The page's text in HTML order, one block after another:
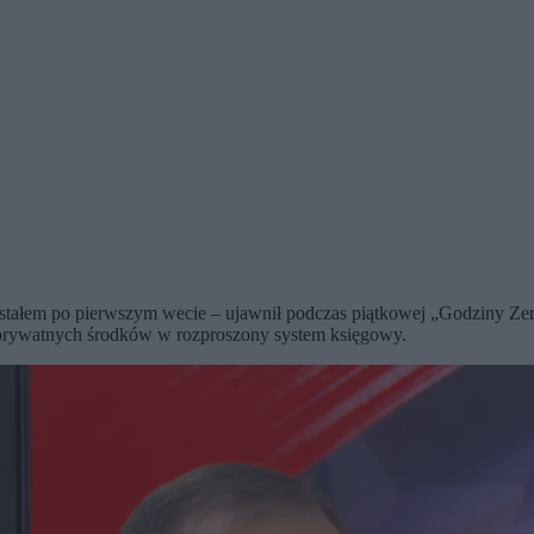
po pierwszym wecie – ujawnił podczas piątkowej „Godziny
środków w rozproszony system księgowy.